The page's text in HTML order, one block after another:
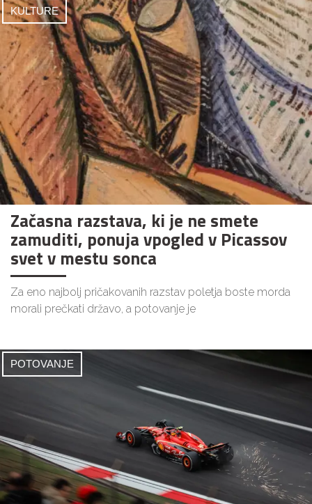
KULTURE
Začasna razstava, ki je ne smete
zamuditi, ponuja vpogled v Picassov
svet v mestu sonca
Za eno najbolj pričakovanih razstav poletja boste morda
morali prečkati državo, a potovanje je
POTOVANJE